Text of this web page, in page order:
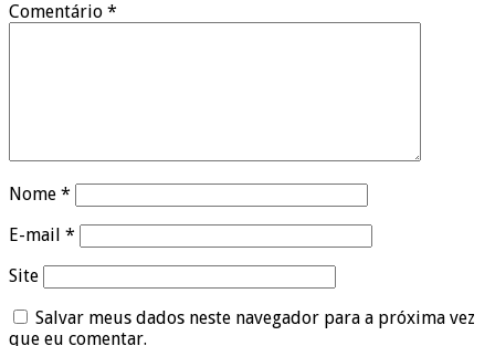
Comentário *
Nome *
E-mail *
Site
Salvar meus dados neste navegador para a próxima vez
que eu comentar.